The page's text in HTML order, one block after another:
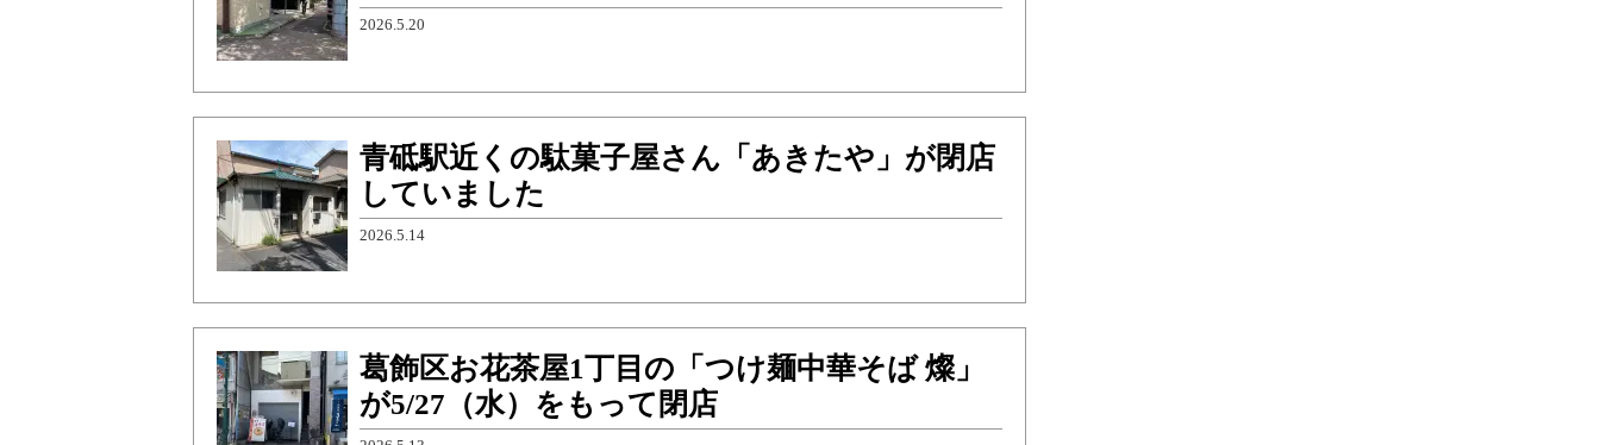
2026.5.20
青砥駅近くの駄菓子屋さん「あきたや」が閉店
していました
2026.5.14
葛飾区お花茶屋1丁目の「つけ麺中華そば 燦」
が5/27（水）をもって閉店